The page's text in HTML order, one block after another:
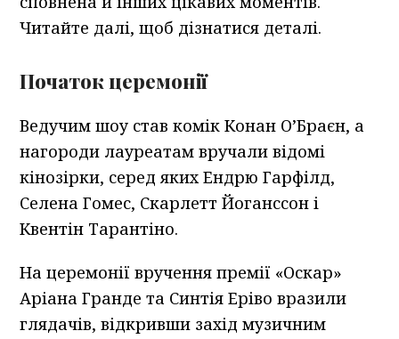
Читайте далі, щоб дізнатися деталі.
Початок церемонії
Ведучим шоу став комік Конан О’Браєн, а
нагороди лауреатам вручали відомі
кінозірки, серед яких Ендрю Гарфілд,
Селена Гомес, Скарлетт Йоганссон і
Квентін Тарантіно.
На церемонії вручення премії «Оскар»
Аріана Гранде та Синтія Еріво вразили
глядачів, відкривши захід музичним